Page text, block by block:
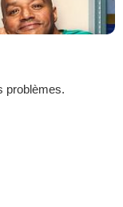
problèmes.